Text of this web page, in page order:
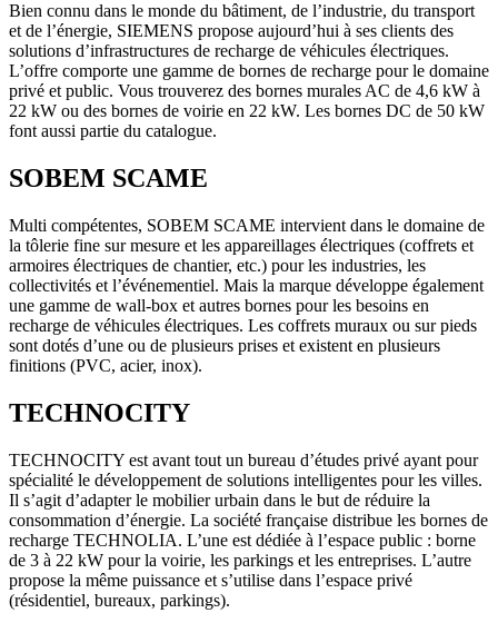
Bien connu dans le monde du bâtiment, de l’industrie, du transport
et de l’énergie, SIEMENS propose aujourd’hui à ses clients des
solutions d’infrastructures de recharge de véhicules électriques.
L’offre comporte une gamme de bornes de recharge pour le domaine
privé et public. Vous trouverez des bornes murales AC de 4,6 kW à
22 kW ou des bornes de voirie en 22 kW. Les bornes DC de 50 kW
font aussi partie du catalogue.
SOBEM SCAME
Multi compétentes, SOBEM SCAME intervient dans le domaine de
la tôlerie fine sur mesure et les appareillages électriques (coffrets et
armoires électriques de chantier, etc.) pour les industries, les
collectivités et l’événementiel. Mais la marque développe également
une gamme de wall-box et autres bornes pour les besoins en
recharge de véhicules électriques. Les coffrets muraux ou sur pieds
sont dotés d’une ou de plusieurs prises et existent en plusieurs
finitions (PVC, acier, inox).
TECHNOCITY
TECHNOCITY est avant tout un bureau d’études privé ayant pour
spécialité le développement de solutions intelligentes pour les villes.
Il s’agit d’adapter le mobilier urbain dans le but de réduire la
consommation d’énergie. La société française distribue les bornes de
recharge TECHNOLIA. L’une est dédiée à l’espace public : borne
de 3 à 22 kW pour la voirie, les parkings et les entreprises. L’autre
propose la même puissance et s’utilise dans l’espace privé
(résidentiel, bureaux, parkings).